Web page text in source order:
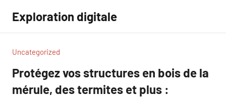
contenu
Exploration digitale
Uncategorized
Protégez vos structures en bois de la
mérule, des termites et plus :